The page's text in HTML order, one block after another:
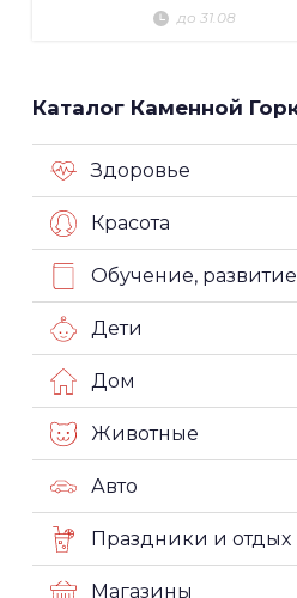
до 31.08
Каталог Каменной
Здоровье
Красота
Обучение, развитие
Дети
Дом
Животные
Авто
Праздники и отдых
Магазины